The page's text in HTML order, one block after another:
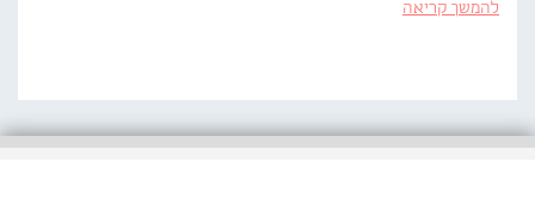
להמשך קריאה